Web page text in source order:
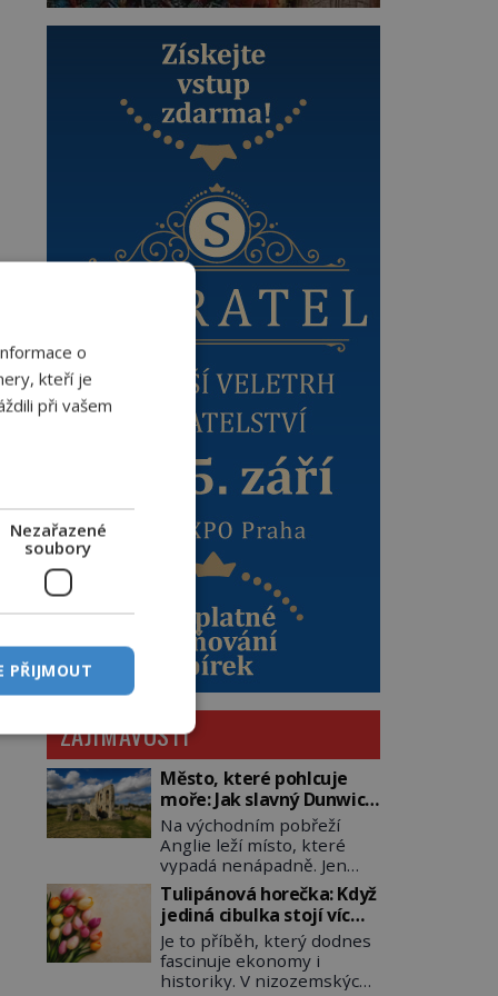
ZAJÍMAVOSTI
Město, které pohlcuje
moře: Jak slavný Dunwich
mizí pod hladinou
Na východním pobřeží
Anglie leží místo, které
vypadá nenápadně. Jen
málokdo by dnes hádal, že
právě zde kdysi stojí jeden
z nejvýznamnějších
anglických přístavů.
Středověký Dunwich
soupeří svým významem s
Tulipánová horečka: Když
jediná cibulka stojí víc
než honosný dům
Je to příběh, který dodnes
fascinuje ekonomy i
historiky. V nizozemských
o
kteří je
při vašem
Nezařazené
soubory
PŘIJMOUT